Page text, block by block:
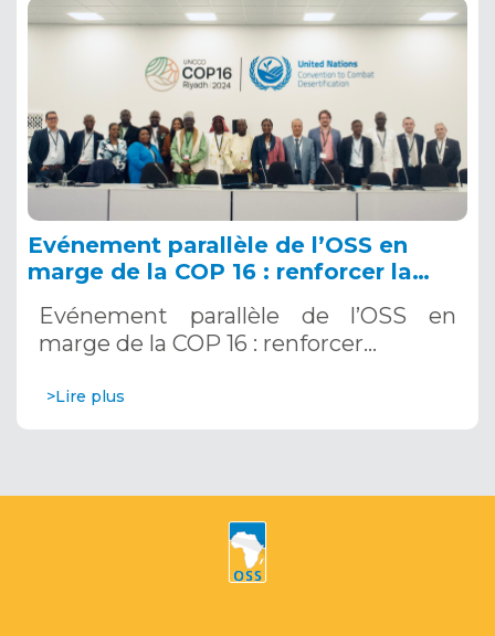
Evénement parallèle de l’OSS en
marge de la COP 16 : renforcer la
Systèmes d’Alerte Précoce
Multirisques. 12 décembre 2024
Evénement parallèle de l’OSS en
marge de la COP 16 : renforcer…
>Lire plus